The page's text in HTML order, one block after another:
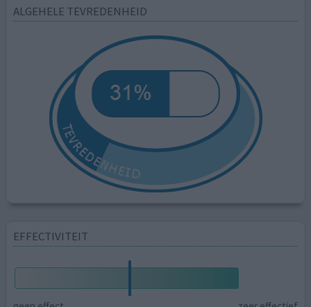
ALGEHELE TEVREDENHEID
EFFECTIVITEIT